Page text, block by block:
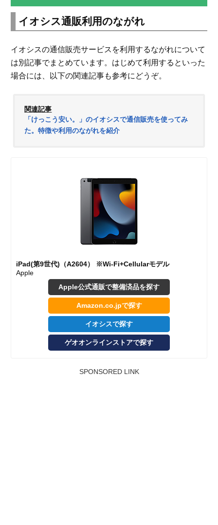
イオシス通販利用のながれ
イオシスの通信販売サービスを利用するながれについて
は別記事でまとめています。はじめて利用するといった
場合には、以下の関連記事も参考にどうぞ。
関連記事
「けっこう安い。」のイオシスで通信販売を使ってみ
た。特徴や利用のながれを紹介
iPad(第9世代)（A2604） ※Wi-Fi+Cellularモデル
Apple
Apple公式通販で整備済品を探す
Amazon.co.jpで探す
イオシスで探す
ゲオオンラインストアで探す
SPONSORED LINK